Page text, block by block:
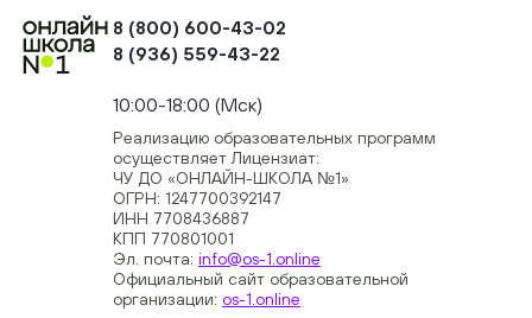
8 (800) 600-43-02
8 (936) 559-43-22
10:00-18:00 (Мск)
Реализацию образовательных программ
осуществляет Лицензиат:
ЧУ ДО «ОНЛАЙН-ШКОЛА №1»
ОГРН: 1247700392147
ИНН 7708436887
КПП 770801001
Эл. почта: info@os-1.online
Официальный сайт образовательной
организации: os-1.online